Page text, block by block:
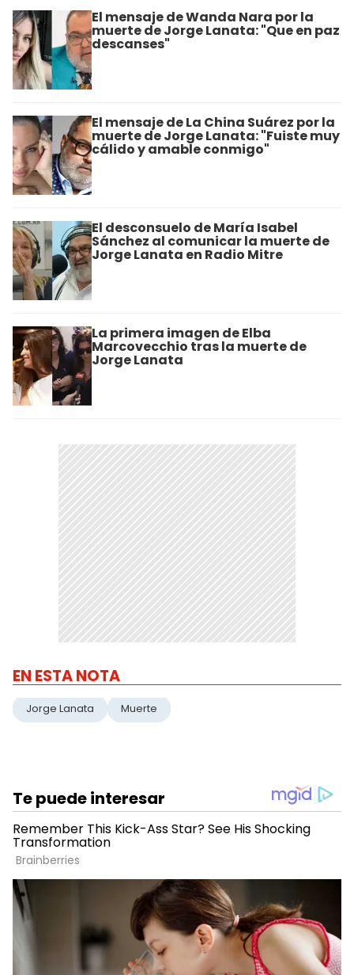
El mensaje de Wanda Nara por la
muerte de Jorge Lanata: "Que en paz
descanses"
El mensaje de La China Suárez por la
muerte de Jorge Lanata: "Fuiste muy
cálido y amable conmigo"
El desconsuelo de María Isabel
Sánchez al comunicar la muerte de
Jorge Lanata en Radio Mitre
La primera imagen de Elba
Marcovecchio tras la muerte de
Jorge Lanata
EN ESTA NOTA
Jorge Lanata Muerte